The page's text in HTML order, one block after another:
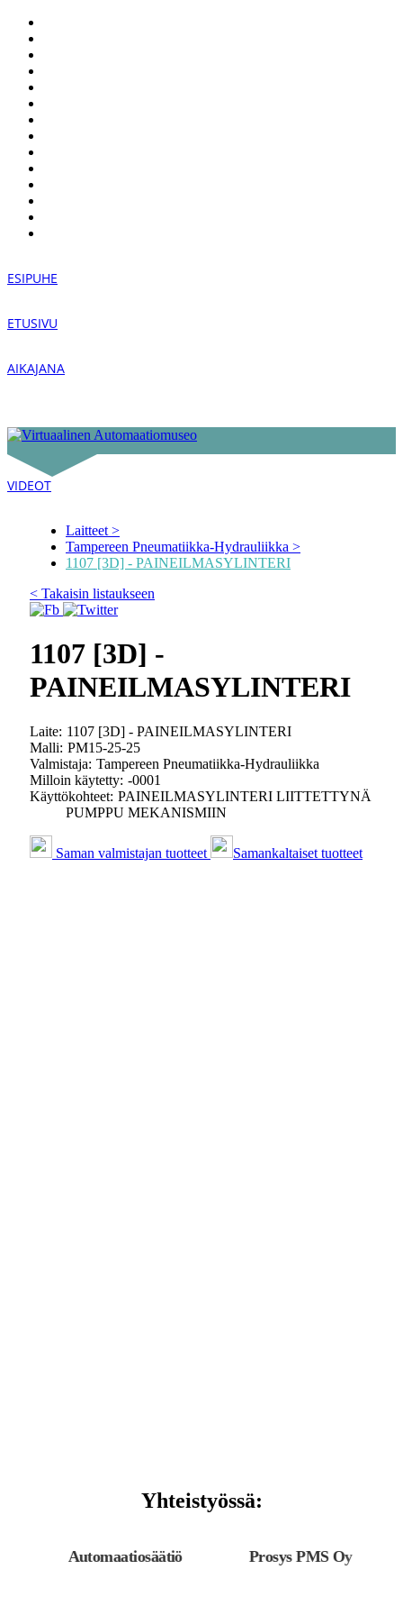
ESIPUHE
ETUSIVU
AIKAJANA
LAITTEET
VIDEOT
Laitteet
Tampereen Pneumatiikka-Hydrauliikka
1107 [3D] - PAINEILMASYLINTERI
< Takaisin listaukseen
1107 [3D] -
PAINEILMASYLINTERI
Laite: 1107 [3D] - PAINEILMASYLINTERI
Malli: PM15-25-25
Valmistaja: Tampereen Pneumatiikka-Hydrauliikka
Milloin käytetty: -0001
Käyttökohteet: PAINEILMASYLINTERI LIITTETTYNÄ
PUMPPU MEKANISMIIN
Saman valmistajan tuotteet Samankaltaiset tuotteet
Yhteistyössä:
Automaatiosäätiö Prosys PMS Oy